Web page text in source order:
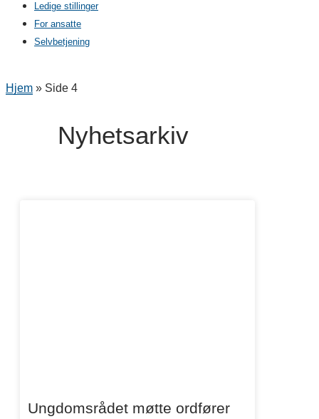
Ledige stillinger
For ansatte
Selvbetjening
Hjem » Side 4
Nyhetsarkiv
Ungdomsrådet møtte ordfører